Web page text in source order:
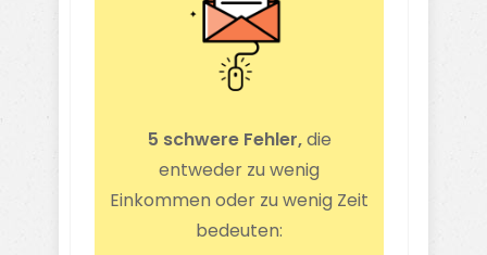
5 schwere Fehler,die
entweder zu wenig
Einkommen oder zu wenig Zeit
bedeuten: